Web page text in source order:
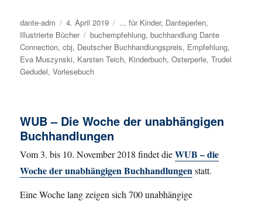
Autor
dante-adm
Veröffentlicht
am
4. April 2019 Kategorien
... für Kinder, Danteperlen,
Illustrierte Bücher
Schlagwörter
buchempfehlung,buchhandlung Dante
Connection,cbj, Deutscher Buchhandlungspreis, Empfehlung,
Eva Muszynski, Karsten Teich, Kinderbuch,Osterperle,Trudel
Gedudel,Vorlesebuch
WUB – Die Woche der unabhängigen
Buchhandlungen
Vom 3. bis 10. November 2018 findet dieWUB – die
Woche der unabhängigen Buchhandlungenstatt.
Eine Woche lang zeigen sich 700 unabhängige